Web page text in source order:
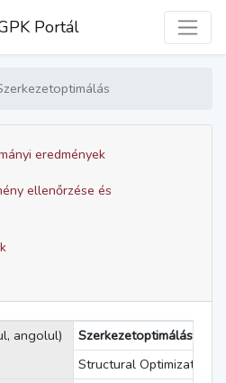
Portál
eredmények
ellenőrzése és
angolul)
Szerkezetoptimálás
Structural Optimization